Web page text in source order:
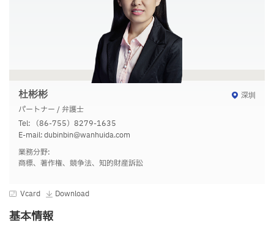
杜彬彬
深圳
パートナー / 弁護士
Tel:
（86-755）8279-1635
E-mail:dubinbin@wanhuida.com
業務分野:
商標、著作権、競争法、知的財産訴訟
Vcard Download
基本情報